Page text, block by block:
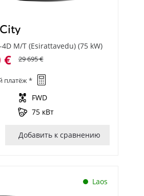
M/T (Esirattavedu) (75 kW)
€ 29 695 €
платёж *
FWD
75 кВт
Добавить к сравнению
Laos